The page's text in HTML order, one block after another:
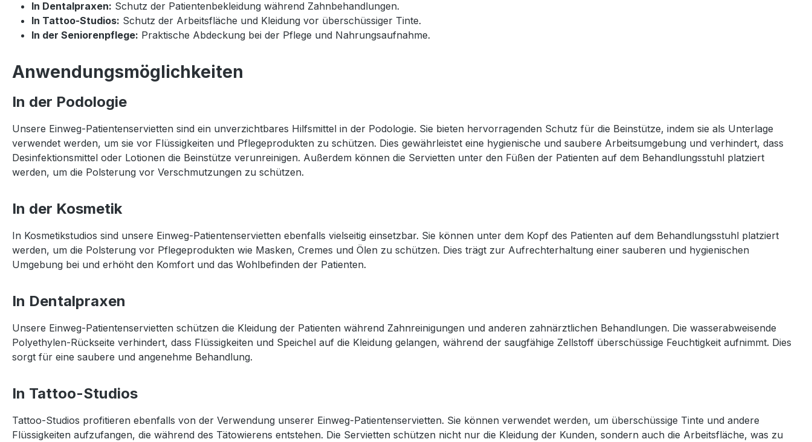
In Dentalpraxen: Schutz der Patientenbekleidung während Zahnbehandlungen.
In Tattoo-Studios: Schutz der Arbeitsfläche und Kleidung vor überschüssiger Tinte.
In der Seniorenpflege: Praktische Abdeckung bei der Pflege und Nahrungsaufnahme.
Anwendungsmöglichkeiten
In der Podologie
Unsere Einweg-Patientenservietten sind ein unverzichtbares Hilfsmittel in der Podologie. Sie bieten hervorragenden Schutz für die Beinstütze, indem sie als Unterlage
verwendet werden, um sie vor Flüssigkeiten und Pflegeprodukten zu schützen. Dies gewährleistet eine hygienische und saubere Arbeitsumgebung und verhindert, dass
Desinfektionsmittel oder Lotionen die Beinstütze verunreinigen. Außerdem können die Servietten unter den Füßen der Patienten auf dem Behandlungsstuhl platziert
werden, um die Polsterung vor Verschmutzungen zu schützen.
In der Kosmetik
In Kosmetikstudios sind unsere Einweg-Patientenservietten ebenfalls vielseitig einsetzbar. Sie können unter dem Kopf des Patienten auf dem Behandlungsstuhl platziert
werden, um die Polsterung vor Pflegeprodukten wie Masken, Cremes und Ölen zu schützen. Dies trägt zur Aufrechterhaltung einer sauberen und hygienischen
Umgebung bei und erhöht den Komfort und das Wohlbefinden der Patienten.
In Dentalpraxen
Unsere Einweg-Patientenservietten schützen die Kleidung der Patienten während Zahnreinigungen und anderen zahnärztlichen Behandlungen. Die wasserabweisende
Polyethylen-Rückseite verhindert, dass Flüssigkeiten und Speichel auf die Kleidung gelangen, während der saugfähige Zellstoff überschüssige Feuchtigkeit aufnimmt. Dies
sorgt für eine saubere und angenehme Behandlung.
In Tattoo-Studios
Tattoo-Studios profitieren ebenfalls von der Verwendung unserer Einweg-Patientenservietten. Sie können verwendet werden, um überschüssige Tinte und andere
Flüssigkeiten aufzufangen, die während des Tätowierens entstehen. Die Servietten schützen nicht nur die Kleidung der Kunden, sondern auch die Arbeitsfläche, was zu